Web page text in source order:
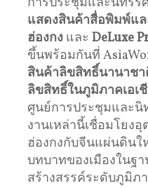
แสดงสินค้าสื่อพิมพ์แ
ฮ่องกง และ DeLuxe
ขึ้นพร้อมกันที่
สินค้าลิขสิทธิ์นานาชา
ลิขสิทธิ์ในภูมิภาคเอเ
ศูนย์การประชุมและนิ
งานเหล่านี้เชื่อมโยง
ฮ่องกงกับจีนแผ่นดิน
บทบาทของเมืองในฐ
สร้างสรรค์ระดับภูมิภ